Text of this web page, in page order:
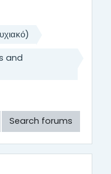
and
Search forums